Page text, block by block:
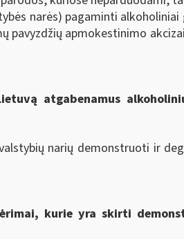
narės) pagaminti
pavyzdžių apmokestinimo
atgabenamus
narių demonstruoti ir
kurie yra skirti